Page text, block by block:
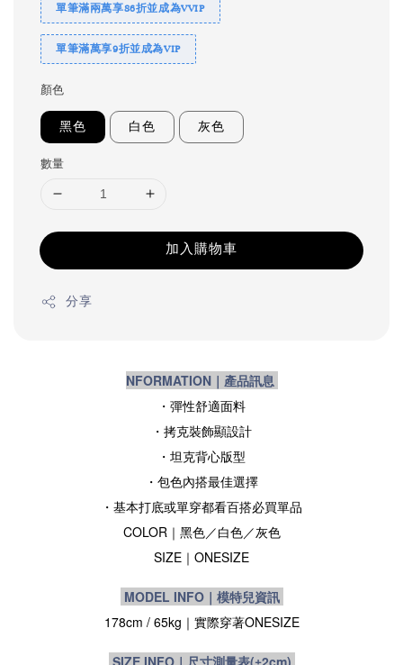
單筆滿兩萬享86折並成為VVIP
單筆滿萬享9折並成為VIP
顏色
黑色 白色 灰色
數量
加入購物車
分享
NFORMATION｜產品訊息
・彈性舒適面料
・拷克裝飾顯設計
・坦克背心版型
・包色內搭最佳選擇
・基本打底或單穿都看百搭必買單品
COLOR｜黑色／白色／灰色
SIZE ｜ ONESIZE
MODEL INFO｜模特兒資訊
178cm / 65kg｜實際穿著ONESIZE
SIZE INFO｜尺寸測量表(±2cm)